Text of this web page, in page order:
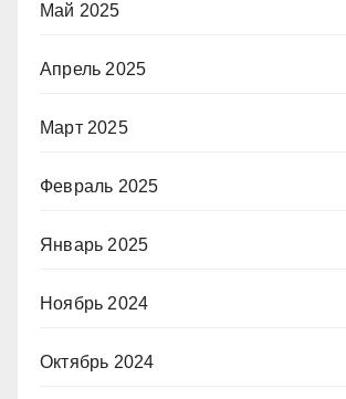
Май 2025
Апрель 2025
Март 2025
Февраль 2025
Январь 2025
Ноябрь 2024
Октябрь 2024